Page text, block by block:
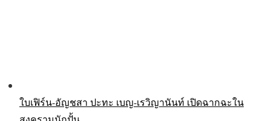
ใบเฟิร์น-อัญชสา ปะทะ เบญ-เรวิญานันท์ เปิดฉากฉะใน